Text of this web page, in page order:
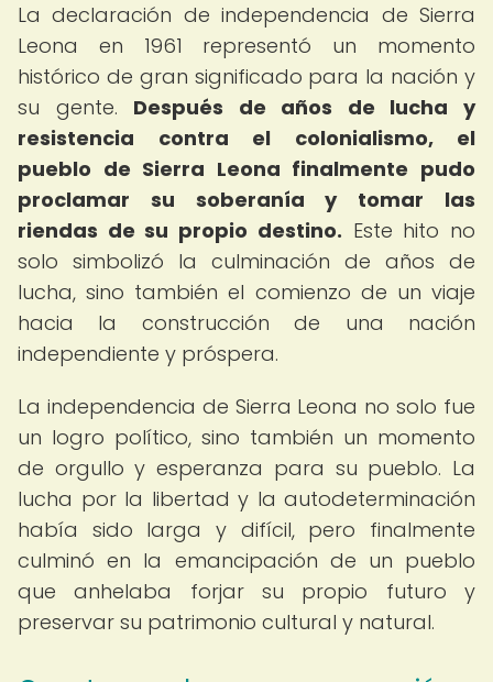
La declaración de independencia de Sierra
Leona en 1961 representó un momento
histórico de gran significado para la nación y
su gente. Después de años de lucha y
resistencia contra el colonialismo, el
pueblo de Sierra Leona finalmente pudo
proclamar su soberanía y tomar las
riendas de su propio destino. Este hito no
solo simbolizó la culminación de años de
lucha, sino también el comienzo de un viaje
hacia la construcción de una nación
independiente y próspera.
La independencia de Sierra Leona no solo fue
un logro político, sino también un momento
de orgullo y esperanza para su pueblo. La
lucha por la libertad y la autodeterminación
había sido larga y difícil, pero finalmente
culminó en la emancipación de un pueblo
que anhelaba forjar su propio futuro y
preservar su patrimonio cultural y natural.